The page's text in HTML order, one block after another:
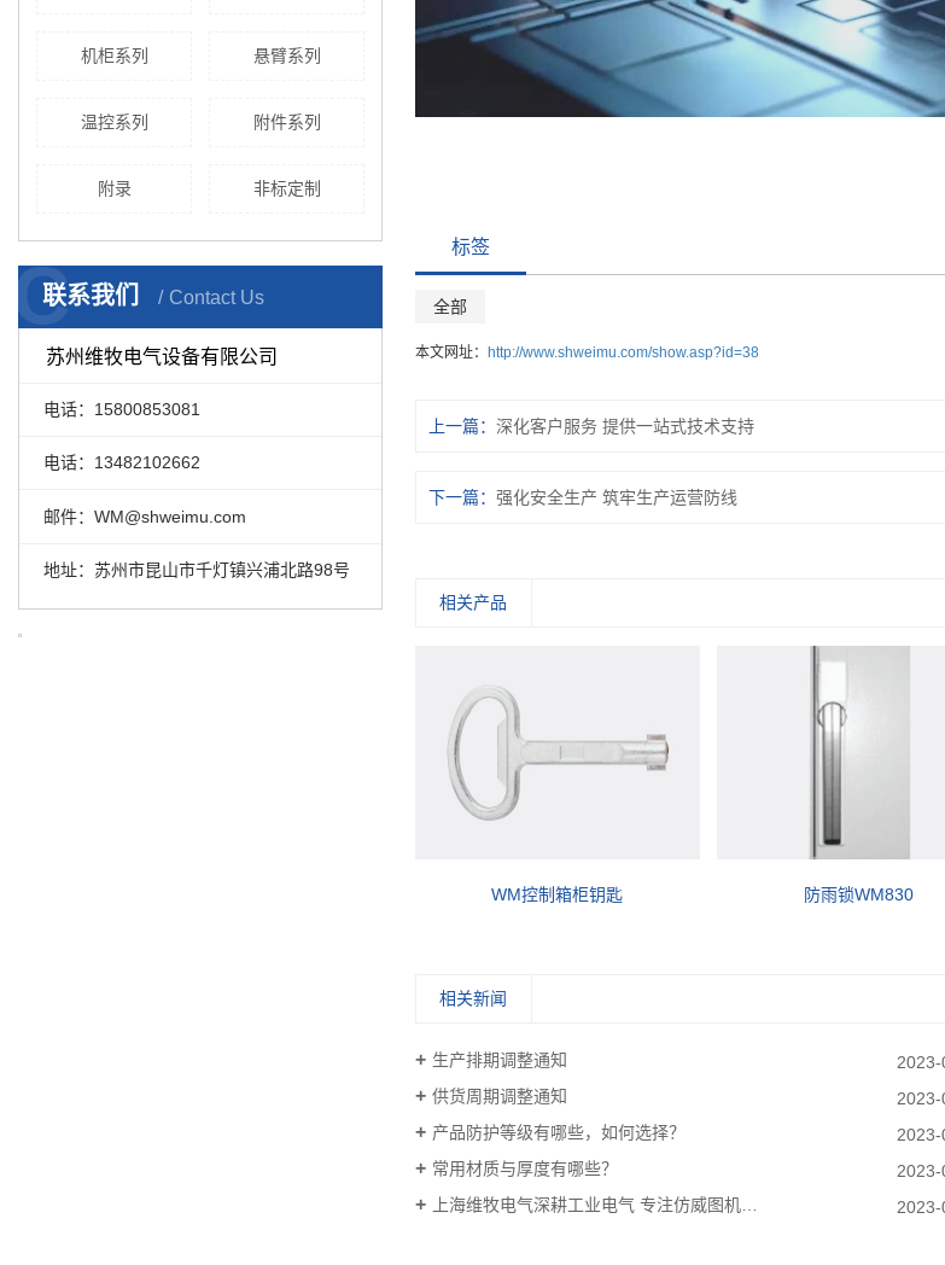
机柜系列 悬臂系列
温控系列 附件系列
附录 非标定制
联系我们 Contact Us
C
苏州维牧电气设备有限公司
电话：15800853081
电话：13482102662
邮件：WM@shweimu.com
地址：苏州市昆山市千灯镇兴浦北路98号
标签
全部
本文网址： http://www.shweimu.com/show.asp?id=38
上一篇： 深化客户服务 提供一站式技术支持
下一篇： 强化安全生产 筑牢生产运营防线
相关产品
防雨锁WM830 小锁WM813
相关新闻
生产排期调整通知 2023-
供货周期调整通知
2023-
产品防护等级有哪些，如何选择？
2023-
常用材质与厚度有哪些？
2023-
上海维牧电气深耕工业电气 专注仿威图机…
2023-